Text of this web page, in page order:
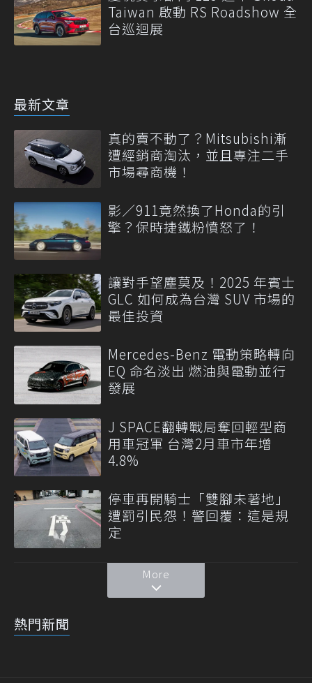
Taiwan 啟動 RS Roadshow 全
台巡迴展
最新文章
真的賣不動了？Mitsubishi漸
遭經銷商淘汰，並且專注二手
市場尋商機！
影／911竟然換了Honda的引
擎？保時捷鐵粉憤怒了！
讓對手望塵莫及！2025 年賓士
GLC 如何成為台灣 SUV 市場的
最佳投資
Mercedes-Benz 電動策略轉向
EQ 命名淡出 燃油與電動並行
發展
J SPACE翻轉戰局奪回輕型商
用車冠軍 台灣2月車市年增
4.8%
停車再開騎士「雙腳未著地」
遭罰引民怨！警回覆：這是規
定
More
熱門新聞